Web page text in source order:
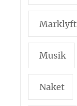
Marklyft
Musik
Naket